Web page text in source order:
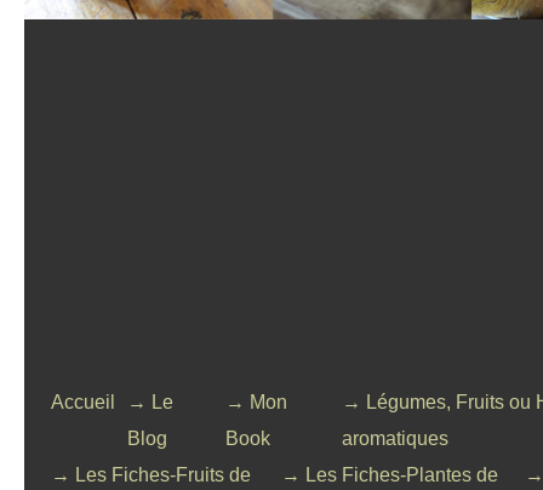
Accueil
→ Le
Blog
→ Mon
Book
→ Légumes, Fruits ou
aromatiques
→ Les Fiches-Fruits de
→ Les Fiches-Plantes de
→